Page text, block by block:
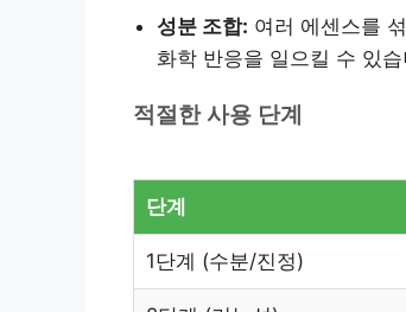
성분 조합: 여러 에센스를
화학 반응을 일으킬 수 있
적절한 사용 단계
단계
1단계 (수분/진정)